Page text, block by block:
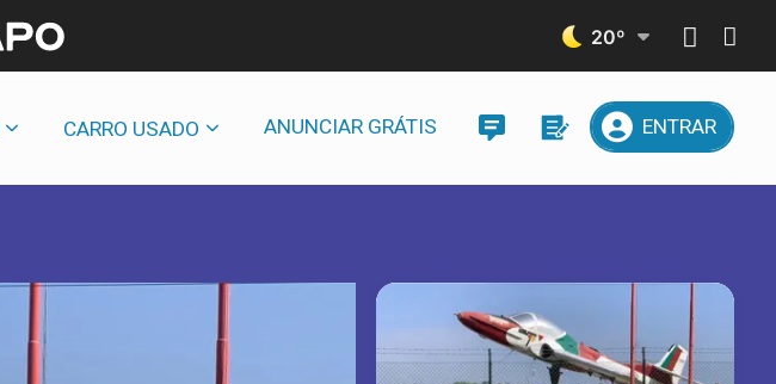
20º
CARRO USADO ANUNCIAR GRÁTIS ENTRAR